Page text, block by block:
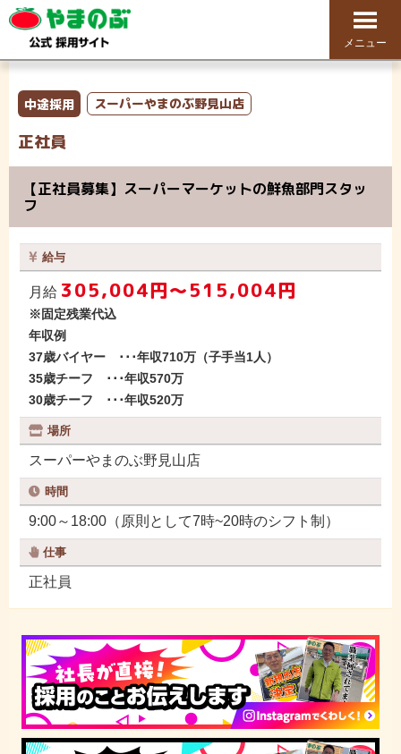
メニュー
中途採用 スーパーやまのぶ野見山店
正社員
【正社員募集】スーパーマーケットの鮮魚部門スタッ
フ
給与
月給 305,004円〜515,004円
※固定残業代込
年収例
37歳バイヤー ･･･年収710万（子手当1人）
35歳チーフ ･･･年収570万
30歳チーフ ･･･年収520万
場所
スーパーやまのぶ野見山店
時間
9:00～18:00（原則として7時~20時のシフト制）
仕事
正社員